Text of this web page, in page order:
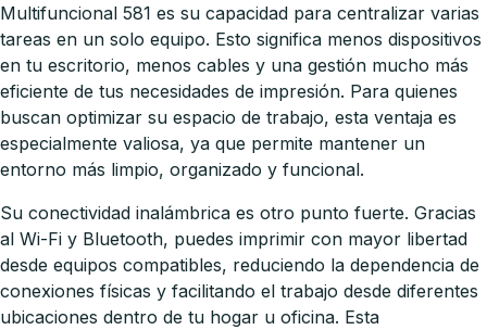
Multifuncional 581 es su capacidad para centralizar varias
tareas en un solo equipo. Esto significa menos dispositivos
en tu escritorio, menos cables y una gestión mucho más
eficiente de tus necesidades de impresión. Para quienes
buscan optimizar su espacio de trabajo, esta ventaja es
especialmente valiosa, ya que permite mantener un
entorno más limpio, organizado y funcional.
Su conectividad inalámbrica es otro punto fuerte. Gracias
al Wi-Fi y Bluetooth, puedes imprimir con mayor libertad
desde equipos compatibles, reduciendo la dependencia de
conexiones físicas y facilitando el trabajo desde diferentes
ubicaciones dentro de tu hogar u oficina. Esta